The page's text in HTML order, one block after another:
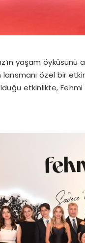
yaşamöyküsünü
lansmanı özel bir
etkinlikte, Fehmi